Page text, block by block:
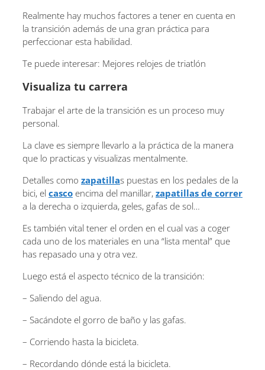
Realmente hay muchos factores a tener en cuenta en
la transición además de una gran práctica para
perfeccionar esta habilidad.
Te puede interesar: Mejores relojes de triatlón
Visualiza tu carrera
Trabajar el arte de la transición es un proceso muy
personal.
La clave es siempre llevarlo a la práctica de la manera
que lo practicas y visualizas mentalmente.
Detalles como zapatillas puestas en los pedales de la
bici, el casco encima del manillar, zapatillas de correr
a la derecha o izquierda, geles, gafas de sol…
Es también vital tener el orden en el cual vas a coger
cada uno de los materiales en una “lista mental” que
has repasado una y otra vez.
Luego está el aspecto técnico de la transición:
– Saliendo del agua.
– Sacándote el gorro de baño y las gafas.
– Corriendo hasta la bicicleta.
– Recordando dónde está la bicicleta.